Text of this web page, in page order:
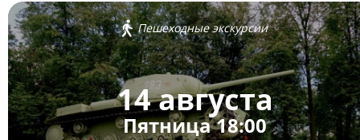
Пешеходные экскурсии
14 августа
Пятница 18:00